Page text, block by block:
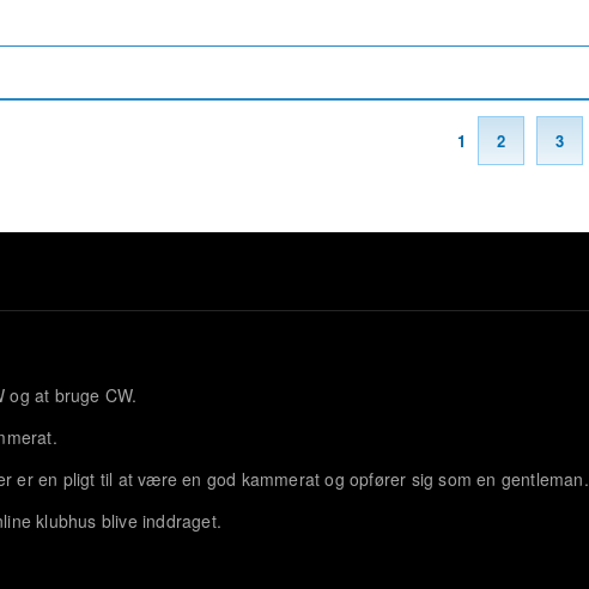
1 2 3
at bruge CW.
er en pligt til at være en god kammerat og opfører sig som en gentleman.
klubhus blive inddraget.